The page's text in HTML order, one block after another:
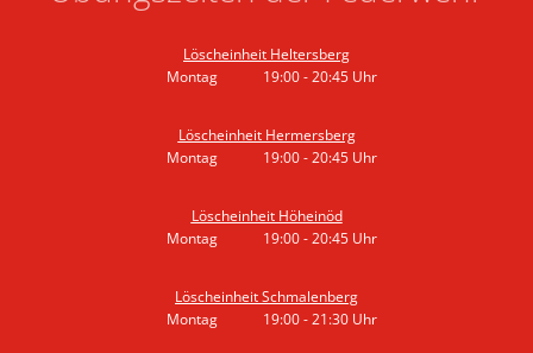
Löscheinheit Heltersberg
Montag
19:00-20:45 Uhr
Löscheinheit Hermersberg
Montag
19:00-20:45 Uhr
Löscheinheit Höheinöd
Montag
19:00-20:45 Uhr
Löscheinheit Schmalenberg
Montag
19:00-21:30 Uhr